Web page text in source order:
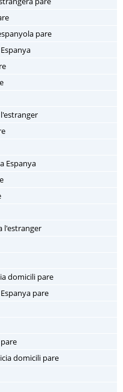
pare
Espanya
l'estranger
domicili pare
pare
domicili pare